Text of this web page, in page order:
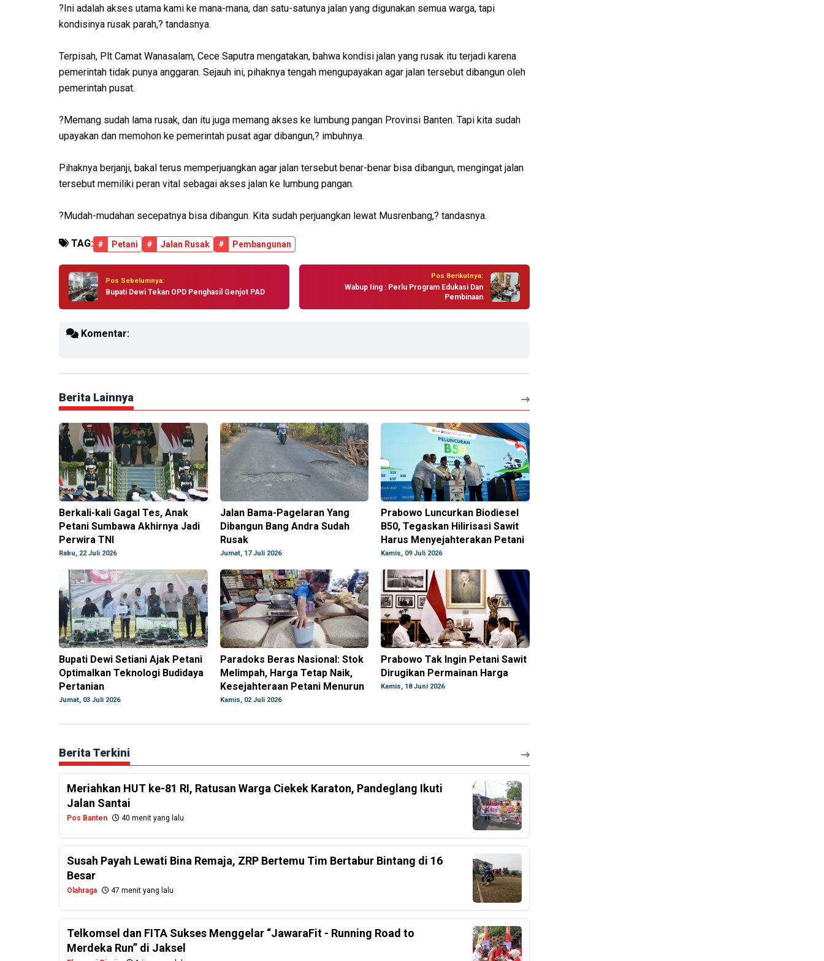
?Ini adalah akses utama kami ke mana-mana, dan satu-satunya jalan yang digunakan semua warga, tapi
kondisinya rusak parah,? tandasnya.
Terpisah, Plt Camat Wanasalam, Cece Saputra mengatakan, bahwa kondisi jalan yang rusak itu terjadi karena
pemerintah tidak punya anggaran. Sejauh ini, pihaknya tengah mengupayakan agar jalan tersebut dibangun oleh
pemerintah pusat.
?Memang sudah lama rusak, dan itu juga memang akses ke lumbung pangan Provinsi Banten. Tapi kita sudah
upayakan dan memohon ke pemerintah pusat agar dibangun,? imbuhnya.
Pihaknya berjanji, bakal terus memperjuangkan agar jalan tersebut benar-benar bisa dibangun, mengingat jalan
tersebut memiliki peran vital sebagai akses jalan ke lumbung pangan.
?Mudah-mudahan secepatnya bisa dibangun. Kita sudah perjuangkan lewat Musrenbang,? tandasnya.
TAG: # Petani # Jalan Rusak # Pembangunan
Pos Sebelumnya:
Bupati Dewi Tekan OPD Penghasil Genjot PAD
Pos Berikutnya:
Wabup Iing : Perlu Program Edukasi Dan
Pembinaan
Komentar:
Berita Lainnya
Berkali-kali Gagal Tes, Anak
Petani Sumbawa Akhirnya Jadi
Perwira TNI
Rabu, 22 Juli 2026
Jalan Bama-Pagelaran Yang
Dibangun Bang Andra Sudah
Rusak
Jumat, 17 Juli 2026
Prabowo Luncurkan Biodiesel
B50, Tegaskan Hilirisasi Sawit
Harus Menyejahterakan Petani
Kamis, 09 Juli 2026
Bupati Dewi Setiani Ajak Petani
Optimalkan Teknologi Budidaya
Pertanian
Jumat, 03 Juli 2026
Paradoks Beras Nasional: Stok
Melimpah, Harga Tetap Naik,
Kesejahteraan Petani Menurun
Kamis, 02 Juli 2026
Prabowo Tak Ingin Petani Sawit
Dirugikan Permainan Harga
Kamis, 18 Juni 2026
Berita Terkini
Meriahkan HUT ke-81 RI, Ratusan Warga Ciekek Karaton, Pandeglang Ikuti
Jalan Santai
Pos Banten 40 menit yang lalu
Susah Payah Lewati Bina Remaja, ZRP Bertemu Tim Bertabur Bintang di 16
Besar
Olahraga 47 menit yang lalu
Telkomsel dan FITA Sukses Menggelar “JawaraFit - Running Road to
Merdeka Run” di Jaksel